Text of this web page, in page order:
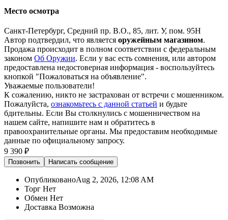
Место осмотра
Санкт-Петербург, Средний пр. В.О., 85, лит. У, пом. 95Н
Автор подтвердил, что является оружейным магазином.
Продажа происходит в полном соответствии с федеральным
законом Об Оружии. Если у вас есть сомнения, или автором
предоставлена недостоверная информация - воспользуйтесь
кнопкой "Пожаловаться на объявление".
Уважаемые пользователи!
К сожалению, никто не застрахован от встречи с мошенником.
Пожалуйста, ознакомьтесь с данной статьей и будьте
бдительны. Если Вы столкнулись с мошенничеством на
нашем сайте, напишите нам и обратитесь в
правоохранительные органы. Мы предоставим необходимые
данные по официальному запросу.
9 390 ₽
Позвонить Написать сообщение
ОпубликованоAug 2, 2026, 12:08 AM
Торг Нет
Обмен Нет
Доставка Возможна